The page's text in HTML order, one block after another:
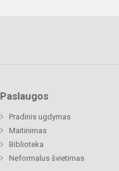
Paslaugos
Pradinis ugdymas
Maitinimas
Biblioteka
Neformalus švietimas